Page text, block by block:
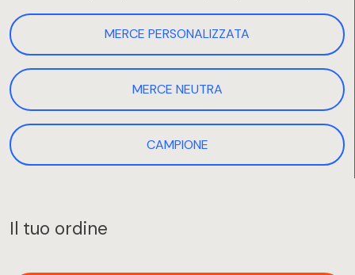
MERCE PERSONALIZZATA
MERCE NEUTRA
CAMPIONE
Il tuo ordine